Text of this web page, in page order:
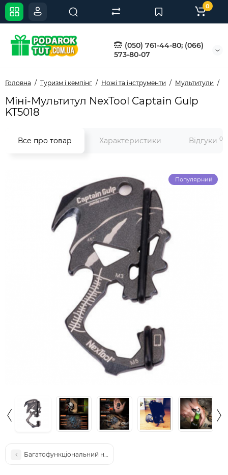
(050) 761-44-80; (066)
573-80-07
0
Головна Туризм і кемпінг Ножі та інструменти Мультитули
Міні-Мультитул NexTool Captain Gulp
KT5018
Все про товар Характеристики Відгуки 0
Популярний
Багатофункціональний ніж Xiaomi NexTool 3 в 1 NE20021 Black